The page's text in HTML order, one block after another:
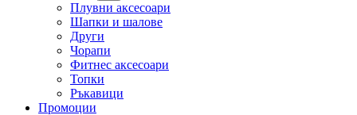
Плувни аксесоари
Шапки и шалове
Други
Чорапи
Фитнес аксесоари
Топки
Ръкавици
Промоции